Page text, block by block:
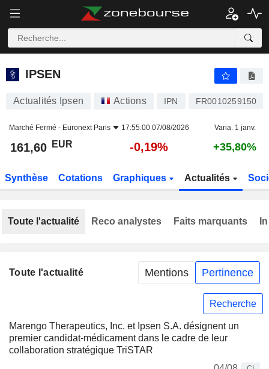
IPSEN
IPSEN
Actualités Ipsen Actions IPN FR0010259150
Marché Fermé - Euronext Paris 17:55:00 07/08/2026 Varia. 1 janv.
161,60 EUR -0,19% +35,80%
Synthèse Cotations Graphiques Actualités
Toute l'actualité Mentions Pertinence
Recherche
Marengo Therapeutics, Inc. et Ipsen S.A. désignent un
premier candidat-médicament dans le cadre de leur
collaboration stratégique TriSTAR
Toute l'actualité Reco analystes Faits marquants